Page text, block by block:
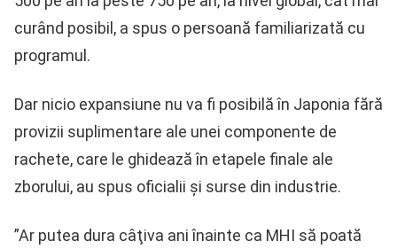
curând posibil, a spus o persoană familiarizată cu
programul.
Dar nicio expansiune nu va fi posibilă în Japonia fără
provizii suplimentare ale unei componente de
rachete, care le ghidează în etapele finale ale
zborului, au spus oficialii şi surse din industrie.
”Ar putea dura câţiva ani înainte ca MHI să poată